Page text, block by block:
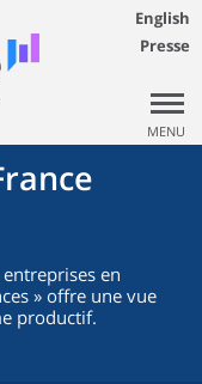
English
Presse
MENU
en
» offre une vue
productif.